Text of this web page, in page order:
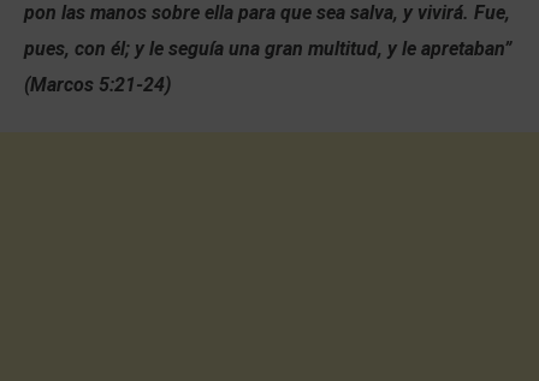
pon las manos sobre ella para que sea salva, y vivirá. Fue,
pues, con él; y le seguía una gran multitud, y le apretaban”
(Marcos 5:21-24)